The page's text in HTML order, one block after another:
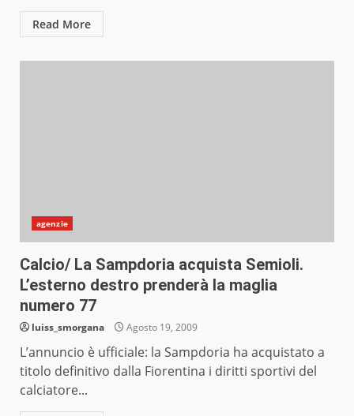
Read More
agenzie
Calcio/ La Sampdoria acquista Semioli.
L’esterno destro prenderà la maglia
numero 77
luiss_smorgana Agosto 19, 2009
L’annuncio è ufficiale: la Sampdoria ha acquistato a
titolo definitivo dalla Fiorentina i diritti sportivi del
calciatore...